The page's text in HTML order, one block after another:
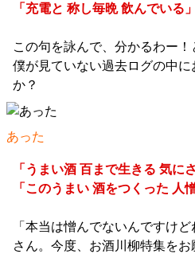
「充電と 称し毎晩 飲んでいる」
この句を詠んで、分かるわー！
僕が見ていない過去ログの中に
か？
あった
「うまい酒 百まで生きる 気に
「このうまい 酒をつくった 人
「本当は憎んでないんですけ
さん。今度、お酒川柳特集をお